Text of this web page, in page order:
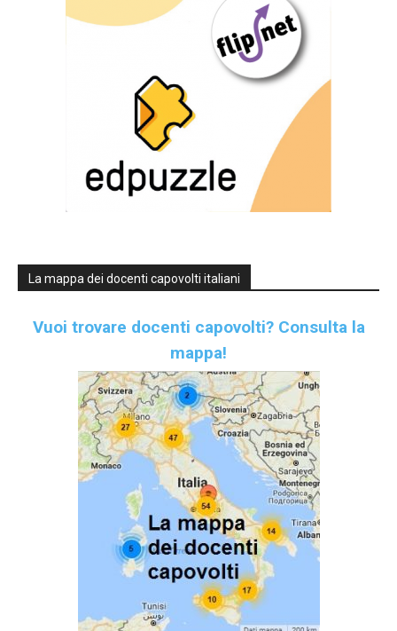
La mappa dei docenti capovolti italiani
Vuoi trovare docenti capovolti? Consulta la
mappa!